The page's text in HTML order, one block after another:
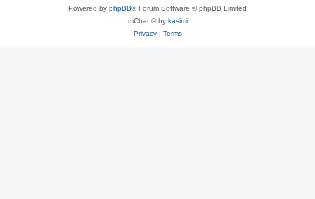
Powered by phpBB® Forum Software © phpBB Limited
mChat © by kasimi
Privacy| Terms